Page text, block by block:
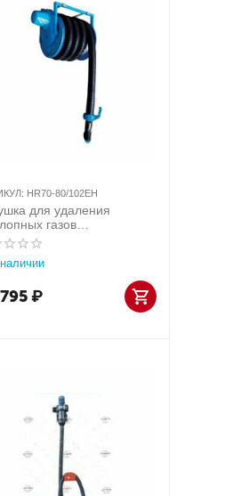
HR70-80/102EH
для удаления
газов
HR70
8 м х Ø102 мм)
₽